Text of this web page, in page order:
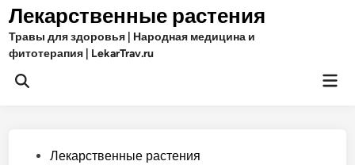
Перейти
содержимому
Лекарственные растения
Травы для здоровья | Народная медицина и
фитотерапия | LekarTrav.ru
Открыть
Опубликовано
Лекарственные растения